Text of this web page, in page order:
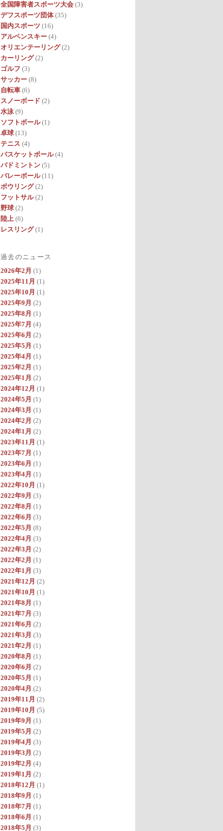
全国障害者スポーツ大会 (3)
デフスポーツ団体(35)
国内スポーツ (16)
アルペンスキー (4)
オリエンテーリング(2)
カーリング(2)
ゴルフ (3)
サッカー (8)
自転車 (6)
スノーボード (2)
水泳(9)
ソフトボール(1)
卓球 (13)
テニス (4)
バスケットボール(4)
バドミントン (5)
バレーボール(11)
ボウリング(2)
フットサル(2)
野球 (2)
陸上 (6)
レスリング(1)
過去のニュース
2026年2月 (1)
2025年11月 (1)
2025年10月 (1)
2025年9月 (2)
2025年8月 (1)
2025年7月 (4)
2025年6月 (2)
2025年5月 (1)
2025年4月 (1)
2025年2月 (1)
2025年1月 (2)
2024年12月 (1)
2024年5月 (1)
2024年3月 (1)
2024年2月 (2)
2024年1月 (2)
2023年11月 (1)
2023年7月 (1)
2023年6月 (1)
2023年4月 (1)
2022年10月 (1)
2022年9月 (3)
2022年8月 (1)
2022年6月 (3)
2022年5月 (8)
2022年4月 (3)
2022年3月 (2)
2022年2月 (1)
2022年1月 (3)
2021年12月 (2)
2021年10月 (1)
2021年8月 (1)
2021年7月 (3)
2021年6月 (2)
2021年3月 (3)
2021年2月 (1)
2020年8月 (1)
2020年6月 (2)
2020年5月 (1)
2020年4月 (2)
2019年11月 (2)
2019年10月 (5)
2019年9月 (1)
2019年5月 (2)
2019年4月 (3)
2019年3月 (2)
2019年2月 (4)
2019年1月 (2)
2018年12月 (1)
2018年9月 (1)
2018年7月 (1)
2018年6月 (1)
2018年5月 (3)